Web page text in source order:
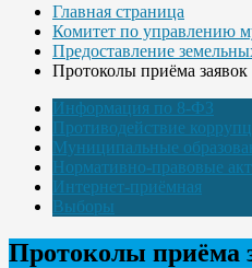
Главная страница
Комитет по управлению
Предоставление
Протоколы приёма заявок
Информация по 8-ФЗ
Противодействие
Муниципальные
Нормативно-правовые
Интернет-приёмная
Выборы
Протоколы приёма